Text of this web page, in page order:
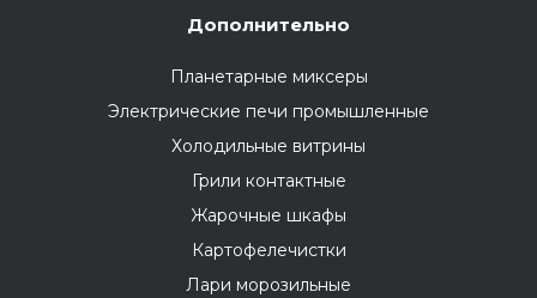
Дополнительно
Планетарные миксеры
Электрические печи промышленные
Холодильные витрины
Грили контактные
Жарочные шкафы
Картофелечистки
Лари морозильные